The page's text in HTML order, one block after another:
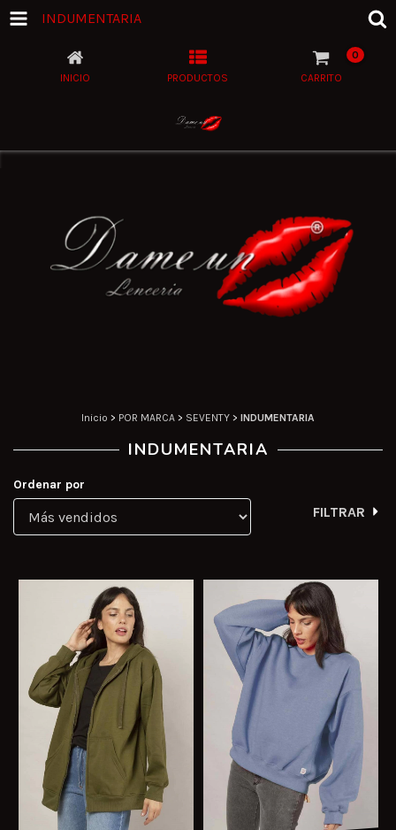
INDUMENTARIA
INICIO PRODUCTOS CARRITO
0
Inicio > POR MARCA > SEVENTY > INDUMENTARIA
INDUMENTARIA
Ordenar por
FILTRAR